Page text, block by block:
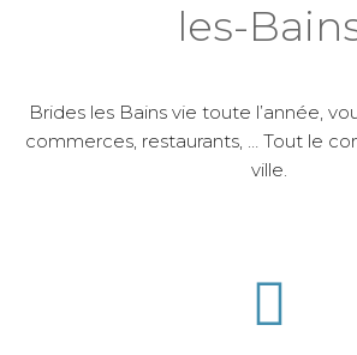
les-
Brides les Bains vie toute l’année,
commerces, restaurants, … Tout le
ville.